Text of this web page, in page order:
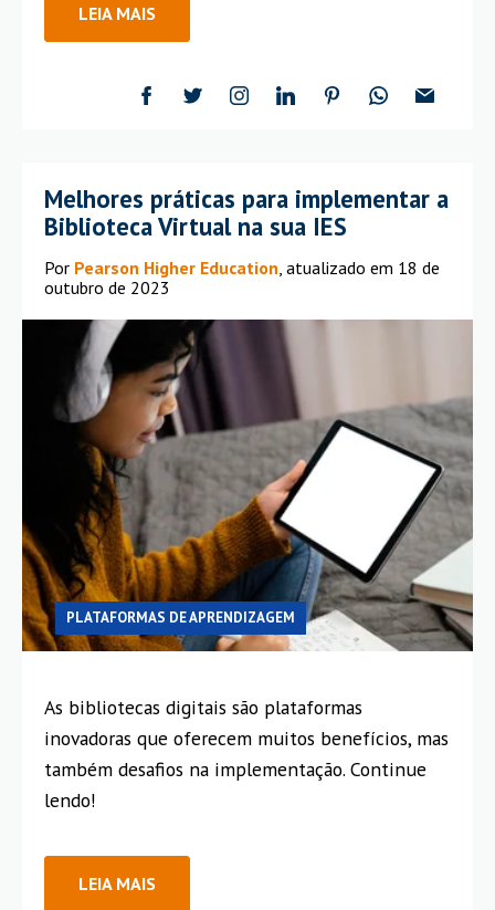
LEIA MAIS
Melhores práticas para implementar a
Biblioteca Virtual na sua IES
Por Pearson Higher Education , atualizado em 18 de
outubro de 2023
PLATAFORMAS DE APRENDIZAGEM
As bibliotecas digitais são plataformas
inovadoras que oferecem muitos benefícios, mas
também desafios na implementação. Continue
lendo!
LEIA MAIS